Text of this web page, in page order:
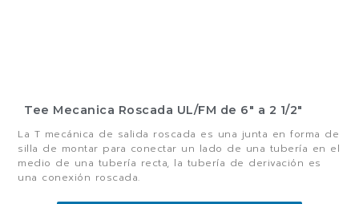
Tee Mecanica Roscada UL/FM de 6″ a 2 1/2″
La T mecánica de salida roscada es una junta en forma de
silla de montar para conectar un lado de una tubería en el
medio de una tubería recta, la tubería de derivación es
una conexión roscada.